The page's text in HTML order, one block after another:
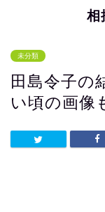
相
未分類
田島令子の
い頃の画像